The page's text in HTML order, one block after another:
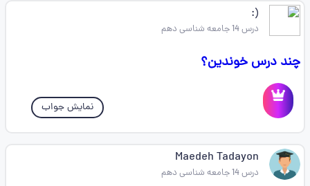
(: ‌‌‌‌‌
درس 14 جامعه شناسی دهم
چند درس خوندین؟
نمایش جواب
Maedeh Tadayon
درس 14 جامعه شناسی دهم